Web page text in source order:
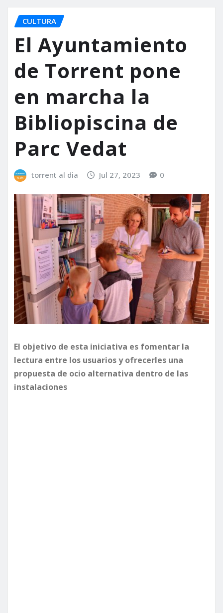
CULTURA
El Ayuntamiento
de Torrent pone
en marcha la
Bibliopiscina de
Parc Vedat
torrent al dia Jul 27, 2023 0
El objetivo de esta iniciativa es fomentar la
lectura entre los usuarios y ofrecerles una
propuesta de ocio alternativa dentro de las
instalaciones